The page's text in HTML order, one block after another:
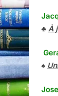
♣ À
♠